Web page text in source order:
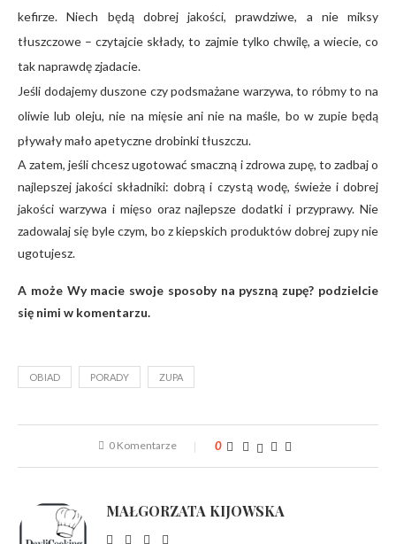
kefirze. Niech będą dobrej jakości, prawdziwe, a nie miksy
tłuszczowe – czytajcie składy, to zajmie tylko chwilę, a wiecie, co
tak naprawdę zjadacie.
Jeśli dodajemy duszone czy podsmażane warzywa, to róbmy to na
oliwie lub oleju, nie na mięsie ani nie na maśle, bo w zupie będą
pływały mało apetyczne drobinki tłuszczu.
A zatem, jeśli chcesz ugotować smaczną i zdrowa zupę, to zadbaj o
najlepszej jakości składniki: dobrą i czystą wodę, świeże i dobrej
jakości warzywa i mięso oraz najlepsze dodatki i przyprawy. Nie
zadowalaj się byle czym, bo z kiepskich produktów dobrej zupy nie
ugotujesz.
A może Wy macie swoje sposoby na pyszną zupę? podzielcie
się nimi w komentarzu.
OBIAD PORADY ZUPA
0 Komentarze 0
MAŁGORZATA KIJOWSKA